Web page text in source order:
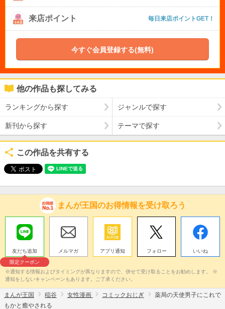
来店ポイント 毎日来店ポイントGET！
今すぐ会員登録する(無料)
他の作品も探してみる
ランキングから探す ジャンルで探す
新刊から探す テーマで探す
この作品を共有する
まんが王国のお得情報を受け取ろう
友だち追加
限定クーポン
メルマガ アプリ通知 フォロー いいね
※通知する情報およびタイミングが異なりますので、併せて受け取ることをお勧めします。 ※
通知をしないキャンペーンもあります。ご了承ください。
まんが王国 稲谷 女性漫画 コミックおじぎ
薬局の天使男子にこれで
もかと癒やされる